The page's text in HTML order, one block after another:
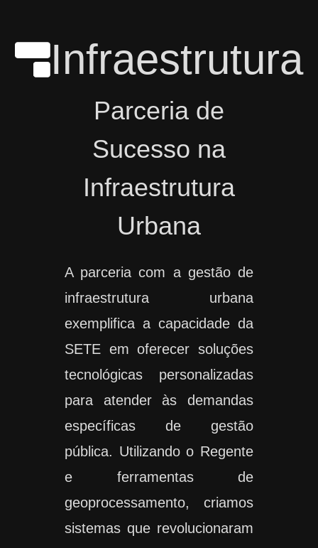
Infraestrutura
Parceria de
Sucesso na
Infraestrutura
Urbana
A parceria com a gestão de
infraestrutura urbana
exemplifica a capacidade da
SETE em oferecer soluções
tecnológicas personalizadas
para atender às demandas
específicas de gestão
pública. Utilizando o Regente
e ferramentas de
geoprocessamento, criamos
sistemas que revolucionaram